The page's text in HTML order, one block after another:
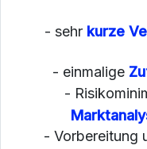
- sehr kurze
- einmalige
-
- Vorbereitung